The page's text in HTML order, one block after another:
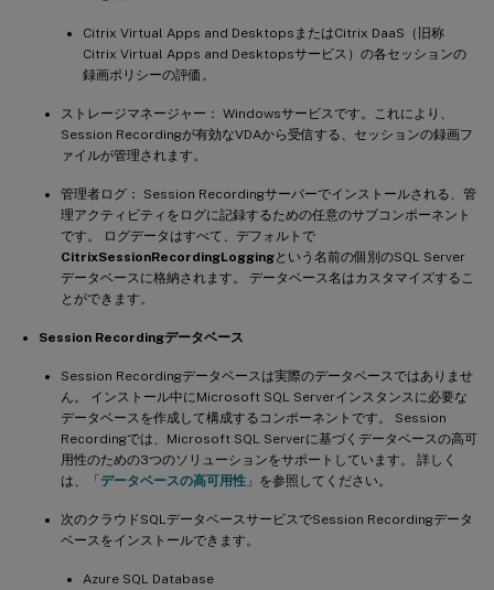
Citrix Virtual Apps and DesktopsまたはCitrix DaaS（旧称
Citrix Virtual Apps and Desktopsサービス）の各セッションの
録画ポリシーの評価。
ストレージマネージャー： Windowsサービスです。これにより、
Session Recordingが有効なVDAから受信する、セッションの録画フ
ァイルが管理されます。
管理者ログ： Session Recordingサーバーでインストールされる、管
理アクティビティをログに記録するための任意のサブコンポーネント
です。 ログデータはすべて、デフォルトで
CitrixSessionRecordingLoggingという名前の個別のSQL Server
データベースに格納されます。 データベース名はカスタマイズするこ
とができます。
Session Recordingデータベース
Session Recordingデータベースは実際のデータベースではありませ
ん。 インストール中にMicrosoft SQL Serverインスタンスに必要な
データベースを作成して構成するコンポーネントです。 Session
Recordingでは、Microsoft SQL Serverに基づくデータベースの高可
用性のための3つのソリューションをサポートしています。 詳しく
は、「 データベースの高可用性 」を参照してください。
次のクラウドSQLデータベースサービスでSession Recordingデータ
ベースをインストールできます。
Azure SQL Database